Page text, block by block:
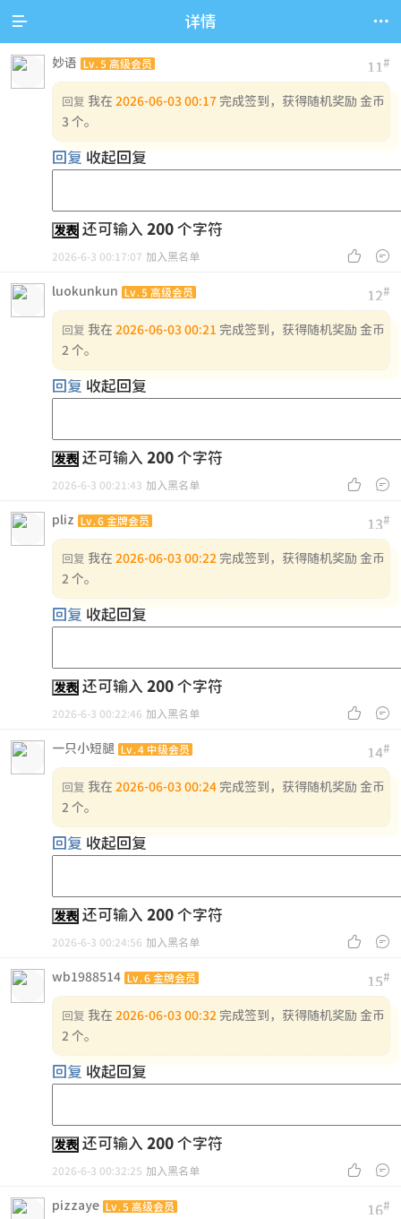
 详情 
11#
妙语 Lv.5 高级会员
回复 我在 2026-06-03 00:17 完成签到，获得随机奖励 金币
3 个。
回复 收起回复
发表 还可输入 200 个字符
 
2026-6-3 00:17:07 加入黑名单
12#
luokunkun Lv.5 高级会员
回复 我在 2026-06-03 00:21 完成签到，获得随机奖励 金币
2 个。
回复 收起回复
发表 还可输入 200 个字符
 
2026-6-3 00:21:43 加入黑名单
13#
pliz Lv.6 金牌会员
回复 我在 2026-06-03 00:22 完成签到，获得随机奖励 金币
2 个。
回复 收起回复
发表 还可输入 200 个字符
 
2026-6-3 00:22:46 加入黑名单
14#
一只小短腿 Lv.4 中级会员
回复 我在 2026-06-03 00:24 完成签到，获得随机奖励 金币
2 个。
回复 收起回复
发表 还可输入 200 个字符
 
2026-6-3 00:24:56 加入黑名单
15#
wb1988514 Lv.6 金牌会员
回复 我在 2026-06-03 00:32 完成签到，获得随机奖励 金币
2 个。
回复 收起回复
发表 还可输入 200 个字符
 
2026-6-3 00:32:25 加入黑名单
16#
pizzaye Lv.5 高级会员